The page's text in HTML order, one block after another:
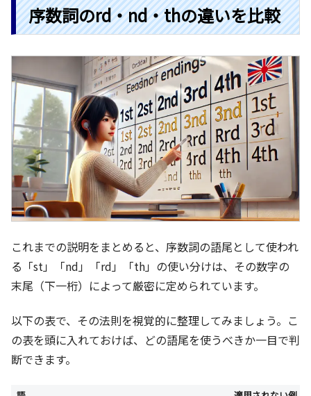
序数詞のrd・nd・thの違いを比較
これまでの説明をまとめると、序数詞の語尾として使われ
る「st」「nd」「rd」「th」の使い分けは、その数字の
末尾（下一桁）によって厳密に定められています。
以下の表で、その法則を視覚的に整理してみましょう。こ
の表を頭に入れておけば、どの語尾を使うべきか一目で判
断できます。